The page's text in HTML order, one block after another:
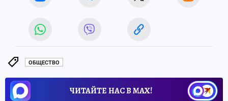
ОБЩЕСТВО
ЧИТАЙТЕ НАС В МАХ!